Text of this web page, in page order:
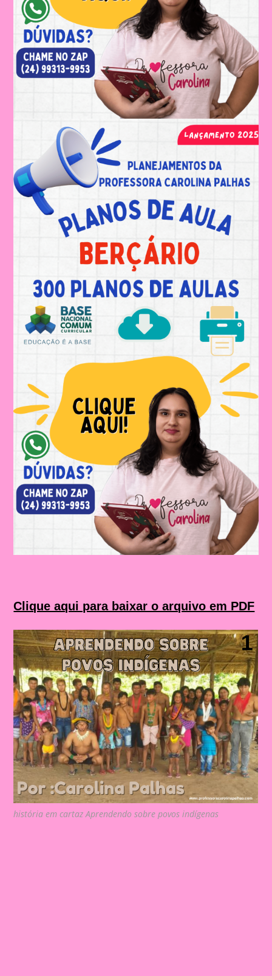
Clique aqui para baixar o arquivo em PDF
história em cartaz Aprendendo sobre povos indígenas